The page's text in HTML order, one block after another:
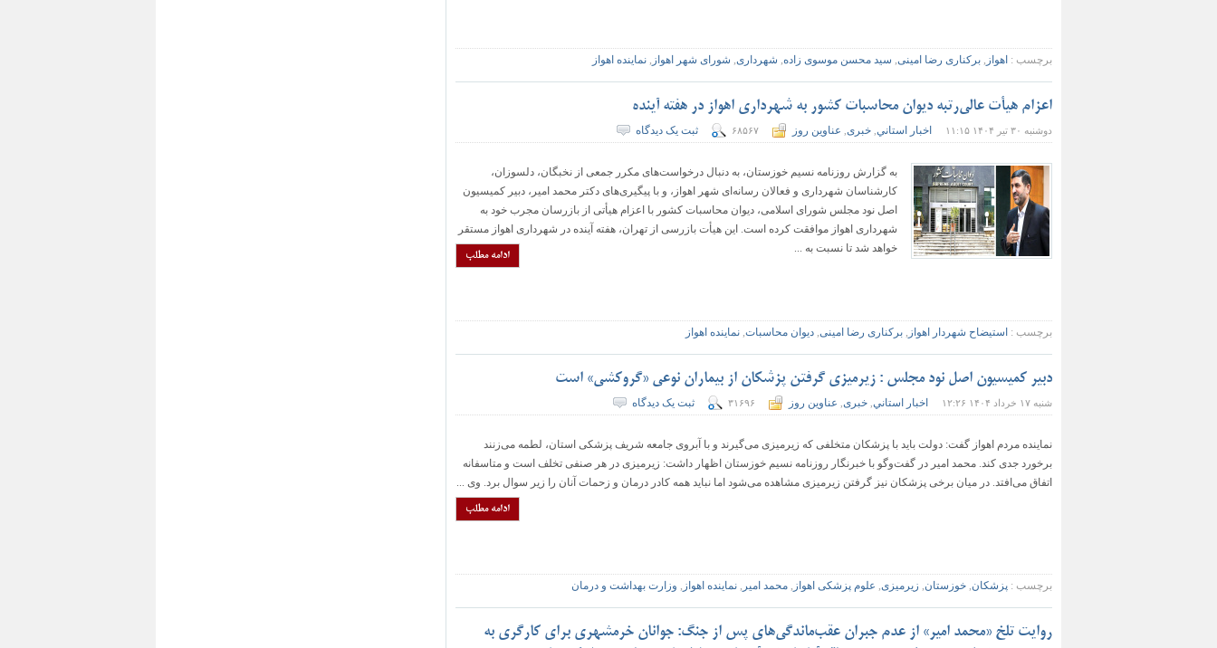
برچسب : اهواز , برکناری رضا امینی, سید محسن موسوی زاده, شهرداری, شورای شهر اهواز , نماینده اهواز
اعزام هیأت عالی‌رتبه دیوان محاسبات کشور به شهرداری اهواز در هفته آینده
دوشنبه ۳۰ تیر ۱۴۰۴ ۱۱:۱۵ اخبار استاني خبری عناوین روز ۶۸۵۶۷ ثبت یک دیدگاه
به گزارش روزنامه نسیم خوزستان، به دنبال درخواست‌های مکرر جمعی از نخبگان، دلسوزان،
کارشناسان شهرداری و فعالان رسانه‌ای شهر اهواز، و با پیگیری‌های دکتر محمد امیر، دبیر کمیسیون
اصل نود مجلس شورای اسلامی، دیوان محاسبات کشور با اعزام هیأتی از بازرسان مجرب خود به
شهرداری اهواز موافقت کرده است. این هیأت بازرسی از تهران، هفته آینده در شهرداری اهواز مستقر
خواهد شد تا نسبت به ...
ادامه مطلب
برچسب : استيضاح شهردار اهواز , برکناری رضا امینی, دیوان محاسبات, نماینده اهواز
دبیر کمیسیون اصل نود مجلس : زیرمیزی گرفتن پزشکان از بیماران نوعی «گروکشی» است
شنبه ۱۷ خرداد ۱۴۰۴ ۱۲:۲۶ اخبار استاني خبری عناوین روز ۳۱۶۹۶ ثبت یک دیدگاه
نماینده مردم اهواز گفت: دولت باید با پزشکان متخلفی که زیرمیزی می‌گیرند و با آبروی جامعه شریف پزشکی استان، لطمه می‌زنند
برخورد جدی کند. محمد امیر در گفت‌وگو با خبرنگار روزنامه نسیم خوزستان اظهار داشت: زیرمیزی در هر صنفی تخلف است و متاسفانه
اتفاق می‌افتد. در میان برخی پزشکان نیز گرفتن زیرمیزی مشاهده می‌شود اما نباید همه کادر درمان و زحمات آنان را زیر سوال برد. وی ...
ادامه مطلب
برچسب : پزشکان, خوزستان, زیرمیزی, علوم پزشکی اهواز , محمد امیر , نماینده اهواز , وزارت بهداشت و درمان
روایت تلخ «محمد امیر» از عدم جبران عقب‌ماندگی‌های پس از جنگ: جوانان خرمشهری برای کارگری به